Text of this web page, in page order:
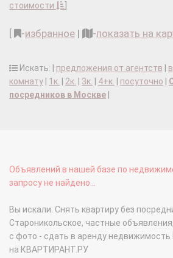
стоимости
-избранное | -показать на
Искать: | предложения от агентств
комнату
1к. 2к. 3к. 4+к. посуточно
посредников в Москве
Объявлений в нашей базе по
запросу не найдено...
Вы искали: Снять квартиру без
Староникольское, частные
с фото - сдать в аренду
на КВАРТИРАНТ.РУ